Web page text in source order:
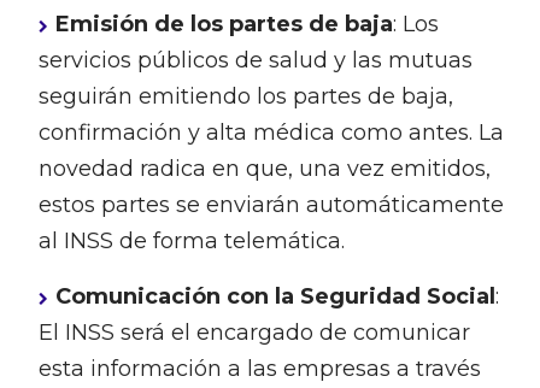
Emisión de los partes de baja: Los
servicios públicos de salud y las mutuas
seguirán emitiendo los partes de baja,
confirmación y alta médica como antes. La
novedad radica en que, una vez emitidos,
estos partes se enviarán automáticamente
al INSS de forma telemática.
Comunicación con la Seguridad Social :
El INSS será el encargado de comunicar
esta información a las empresas a través